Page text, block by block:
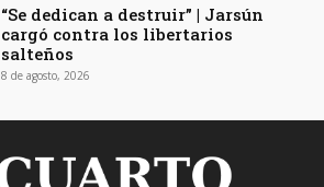
“Se dedican a destruir” | Jarsún
cargó contra los libertarios
salteños
8 de agosto, 2026